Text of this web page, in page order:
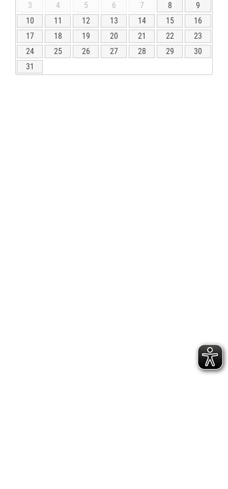
3
4 5 6 7 8
9
10
11 12 13 14 15
16
17
18 19 20 21 22
23
24
25 26 27 28 29
30
31